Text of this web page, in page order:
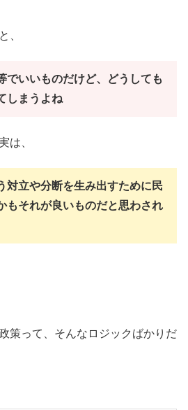
、
でいいものだけど、どうしても
しまうよね
は、
対立や分断を生み出すために民
もそれが良いものだと思わされ
策って、そんなロジックばかりだ